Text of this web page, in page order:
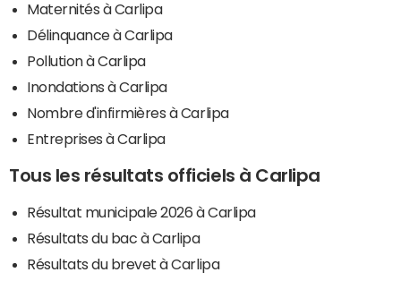
Maternités à Carlipa
Délinquance à Carlipa
Pollution à Carlipa
Inondations à Carlipa
Nombre d'infirmières à Carlipa
Entreprises à Carlipa
Tous les résultats officiels à Carlipa
Résultat municipale 2026 à Carlipa
Résultats du bac à Carlipa
Résultats du brevet à Carlipa